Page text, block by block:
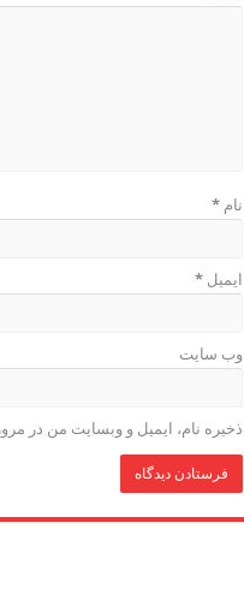
نام*
ایمیل*
وب‌ سایت
ذخیره نام، ایمیل و وبسایت من در